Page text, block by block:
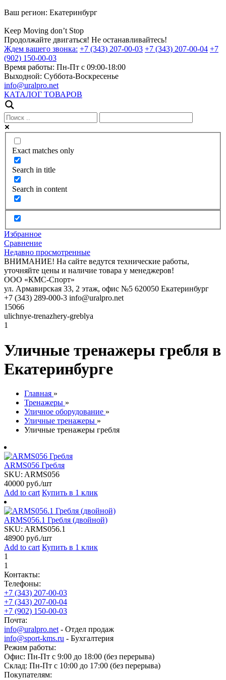
Ваш регион: Екатеринбург
Keep Moving don’t Stop
Продолжайте двигаться! Не останавливайтесь!
Ждем вашего звонка: +7 (343) 207-00-03 +7 (343) 207-00-04 +7
(902) 150-00-03
Время работы: Пн-Пт с 09:00-18:00
Выходной: Суббота-Воскресенье
info@uralpro.net
КАТАЛОГ ТОВАРОВ
Exact matches only
Search in title
Search in content
Избранное
Сравнение
Недавно просмотренные
ВНИМАНИЕ! На сайте ведутся технические работы,
уточняйте цены и наличие товара у менеджеров!
ООО «КМС-Спорт»
ул. Армавирская 33, 2 этаж, офис №5 620050 Екатеринбург
+7 (343) 289-000-3 info@uralpro.net
15066
ulichnye-trenazhery-greblya
1
Уличные тренажеры гребля в
Екатеринбурге
Главная »
Тренажеры »
Уличное оборудование »
Уличные тренажеры »
Уличные тренажеры гребля
ARMS056 Гребля
SKU: ARMS056
40000 руб./шт
Add to cart Купить в 1 клик
ARMS056.1 Гребля (двойной)
SKU: ARMS056.1
48900 руб./шт
Add to cart Купить в 1 клик
1
1
Контакты:
Телефоны:
+7 (343) 207-00-03
+7 (343) 207-00-04
+7 (902) 150-00-03
Почта:
info@uralpro.net - Отдел продаж
info@sport-kms.ru - Бухгалтерия
Режим работы:
Офис: Пн-Пт с 9:00 до 18:00 (без перерыва)
Склад: Пн-Пт с 10:00 до 17:00 (без перерыва)
Покупателям: